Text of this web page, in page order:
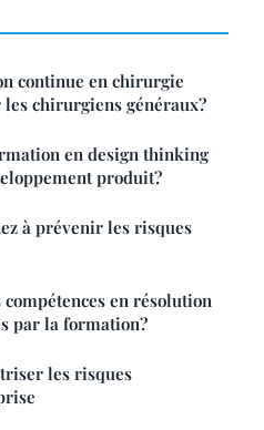
continue en chirurgie
chirurgiens généraux?
en design thinking
produit?
à prévenir les risques
en résolution
par la formation?
les risques